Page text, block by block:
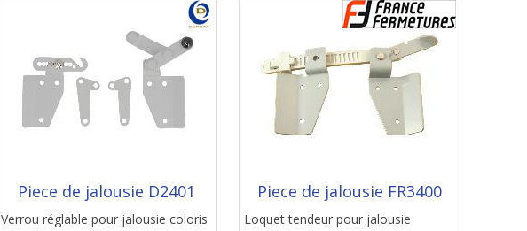
Piece de jalousie D2401
Verrou réglable pour jalousie coloris
Piece de jalousie FR3400
Loquet tendeur pour jalousie